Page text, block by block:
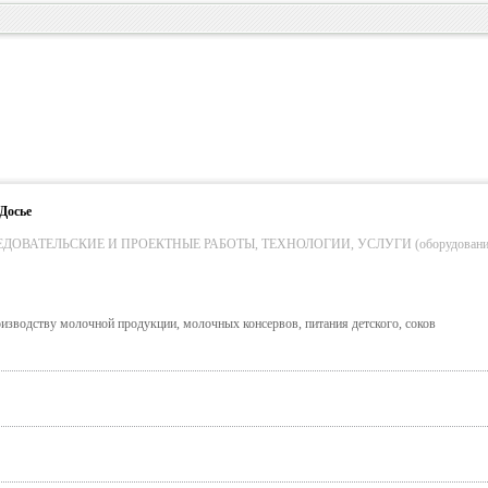
И ПРОЕКТНЫЕ РАБОТЫ, ТЕХНОЛОГИИ, УСЛУГИ
молочной продукции, молочных консервов, питания детского, соков